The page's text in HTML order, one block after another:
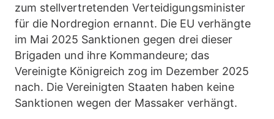
zum stellvertretenden Verteidigungsminister
für die Nordregion ernannt. Die EU verhängte
im Mai 2025 Sanktionen gegen drei dieser
Brigaden und ihre Kommandeure; das
Vereinigte Königreich zog im Dezember 2025
nach. Die Vereinigten Staaten haben keine
Sanktionen wegen der Massaker verhängt.